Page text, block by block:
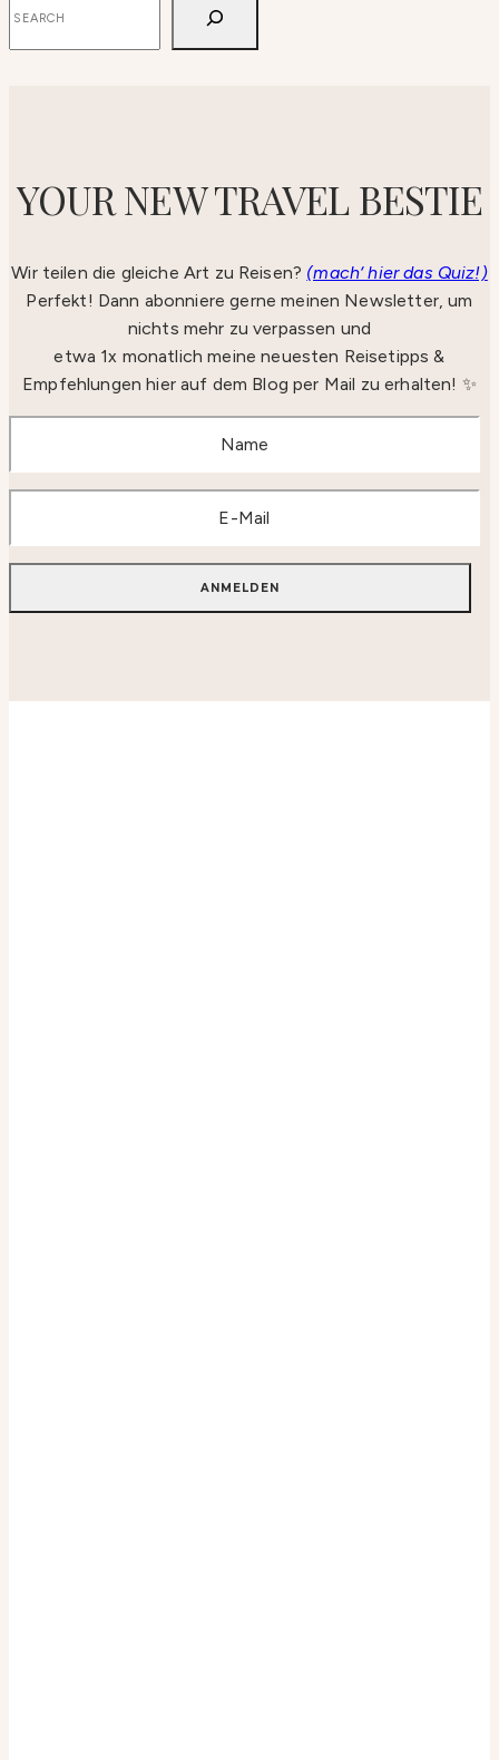
YOUR NEW TRAVEL BESTIE
Wir teilen die gleiche Art zu Reisen? (mach‘ hier das Quiz!)
Perfekt! Dann abonniere gerne meinen Newsletter, um
nichts mehr zu verpassen und
etwa 1x monatlich meine neuesten Reisetipps &
Empfehlungen hier auf dem Blog per Mail zu erhalten! ✨